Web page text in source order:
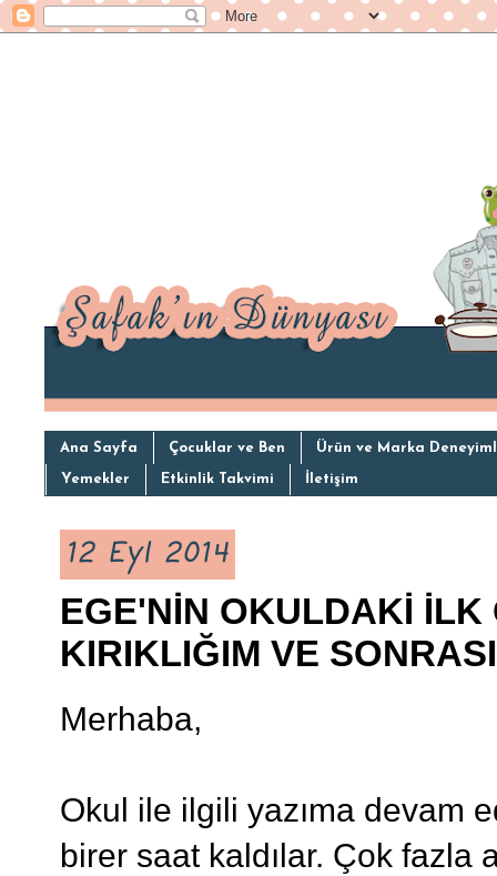
Ana Sayfa Çocuklar ve Ben Ürün ve Marka
Yemekler Etkinlik Takvimi İletişim
12 Eyl 2014
EGE'NİN OKULDAKİ İLK
KIRIKLIĞIM VE
Merhaba,
Okul ile ilgili yazıma devam
birer saat kaldılar. Çok fazla